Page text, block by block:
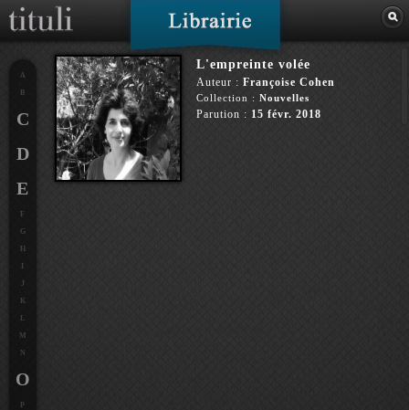
L'empreinte volée
Auteur : Françoise Cohen
Collection : Nouvelles
Parution : 15 févr. 2018
A
B
C
D
E
F
G
H
J
K
L
M
N
O
P